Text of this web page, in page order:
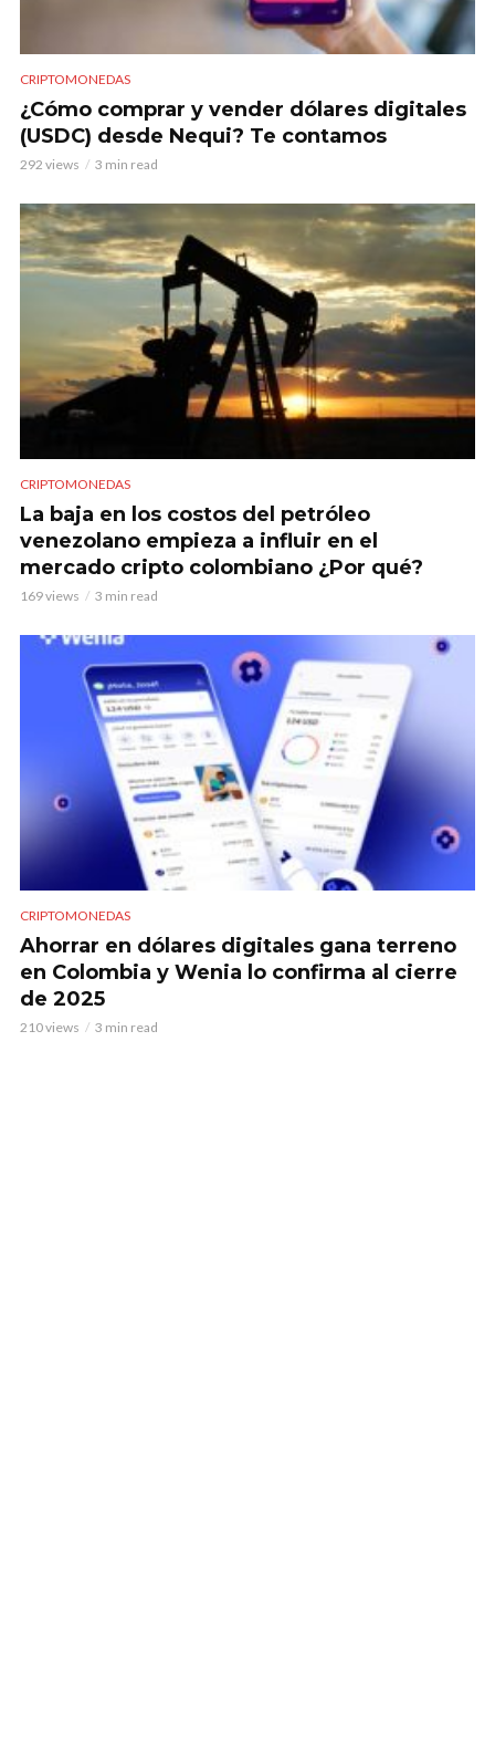
CRIPTOMONEDAS
¿Cómo comprar y vender dólares digitales
(USDC) desde Nequi? Te contamos
292 views 3 min read
CRIPTOMONEDAS
La baja en los costos del petróleo
venezolano empieza a influir en el
mercado cripto colombiano ¿Por qué?
169 views 3 min read
CRIPTOMONEDAS
Ahorrar en dólares digitales gana terreno
en Colombia y Wenia lo confirma al cierre
de 2025
210 views 3 min read